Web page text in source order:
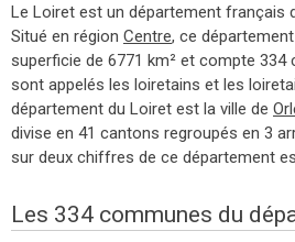
Le Loiret est un département français
Situé en région Centre, ce
superficie de 6771 km² et compte
sont appelés les loiretains et les
département du Loiret est la ville de
divise en 41 cantons regroupés en 3
sur deux chiffres de ce département
Les 334 communes du